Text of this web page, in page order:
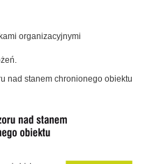
organizacyjnymi
nad stanem chronionego obiektu